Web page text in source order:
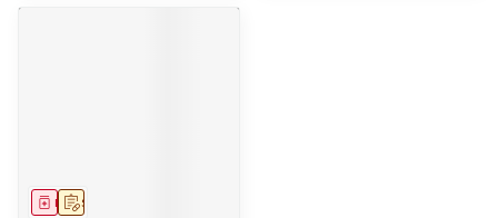
Sur prescription
Médicament